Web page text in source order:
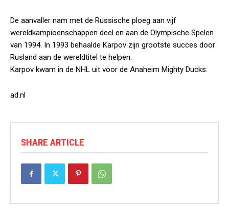
De aanvaller nam met de Russische ploeg aan vijf
wereldkampioenschappen deel en aan de Olympische Spelen
van 1994. In 1993 behaalde Karpov zijn grootste succes door
Rusland aan de wereldtitel te helpen.
Karpov kwam in de NHL uit voor de Anaheim Mighty Ducks.
ad.nl
SHARE ARTICLE